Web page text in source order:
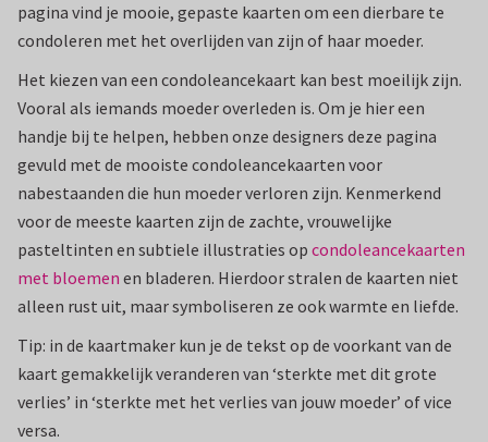
pagina vind je mooie, gepaste kaarten om een dierbare te
condoleren met het overlijden van zijn of haar moeder.
Het kiezen van een condoleancekaart kan best moeilijk zijn.
Vooral als iemands moeder overleden is. Om je hier een
handje bij te helpen, hebben onze designers deze pagina
gevuld met de mooiste condoleancekaarten voor
nabestaanden die hun moeder verloren zijn. Kenmerkend
voor de meeste kaarten zijn de zachte, vrouwelijke
pasteltinten en subtiele illustraties op condoleancekaarten
met bloemen en bladeren. Hierdoor stralen de kaarten niet
alleen rust uit, maar symboliseren ze ook warmte en liefde.
Tip: in de kaartmaker kun je de tekst op de voorkant van de
kaart gemakkelijk veranderen van ‘sterkte met dit grote
verlies’ in ‘sterkte met het verlies van jouw moeder’ of vice
versa.